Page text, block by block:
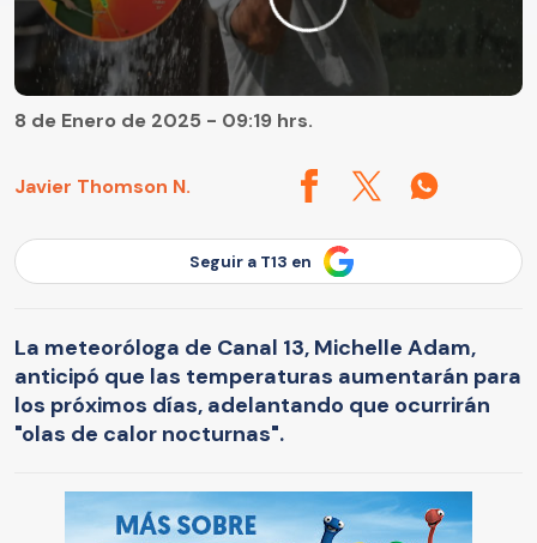
Javier Thomson N.
8 de Enero de 2025 - 09:19 hrs.
Seguir a T13 en
La meteoróloga de Canal 13, Michelle Adam,
anticipó que las temperaturas aumentarán para
los próximos días, adelantando que ocurrirán
"olas de calor nocturnas".